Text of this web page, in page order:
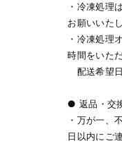
・冷凍処理
お願いいた
・冷凍処理
時間をいた
配送希望
● 返品・交
・万が一、
日以内にご